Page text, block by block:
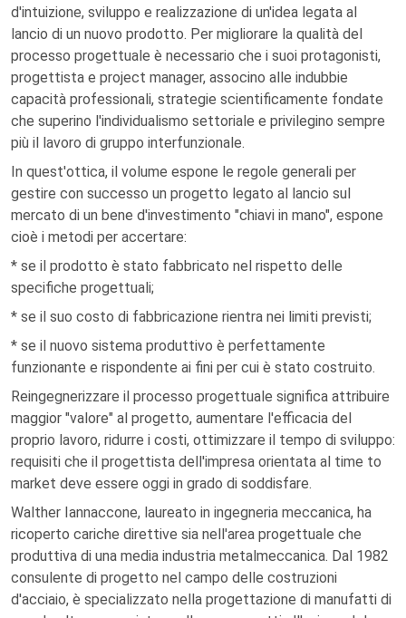
d'intuizione, sviluppo e realizzazione di un'idea legata al
lancio di un nuovo prodotto. Per migliorare la qualità del
processo progettuale è necessario che i suoi protagonisti,
progettista e project manager, associno alle indubbie
capacità professionali, strategie scientificamente fondate
che superino l'individualismo settoriale e privilegino sempre
più il lavoro di gruppo interfunzionale.
In quest'ottica, il volume espone le regole generali per
gestire con successo un progetto legato al lancio sul
mercato di un bene d'investimento "chiavi in mano", espone
cioè i metodi per accertare:
* se il prodotto è stato fabbricato nel rispetto delle
specifiche progettuali;
* se il suo costo di fabbricazione rientra nei limiti previsti;
* se il nuovo sistema produttivo è perfettamente
funzionante e rispondente ai fini per cui è stato costruito.
Reingegnerizzare il processo progettuale significa attribuire
maggior "valore" al progetto, aumentare l'efficacia del
proprio lavoro, ridurre i costi, ottimizzare il tempo di sviluppo:
requisiti che il progettista dell'impresa orientata al time to
market deve essere oggi in grado di soddisfare.
Walther Iannaccone, laureato in ingegneria meccanica, ha
ricoperto cariche direttive sia nell'area progettuale che
produttiva di una media industria metalmeccanica. Dal 1982
consulente di progetto nel campo delle costruzioni
d'acciaio, è specializzato nella progettazione di manufatti di